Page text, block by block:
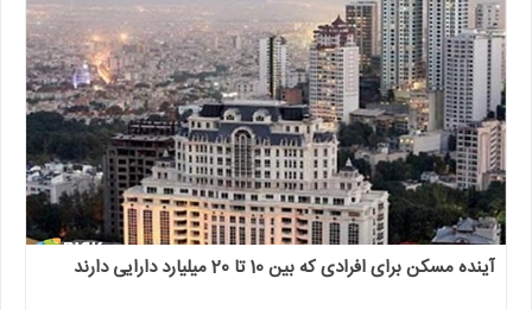
آینده مسکن برای افرادی که بین 10 تا 20 میلیارد دارایی دارند